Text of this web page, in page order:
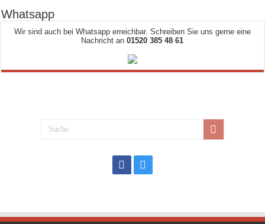
Whatsapp
Wir sind auch bei Whatsapp erreichbar. Schreiben Sie uns gerne eine
Nachricht an01520 385 48 61